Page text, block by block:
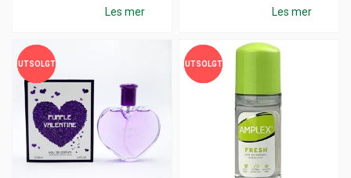
Les mer Les mer
UTSOLGT
UTSOLGT UTSOLGT
UTSOLGT